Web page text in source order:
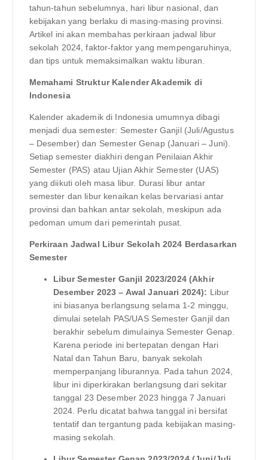
tahun-tahun sebelumnya, hari libur nasional, dan
kebijakan yang berlaku di masing-masing provinsi.
Artikel ini akan membahas perkiraan jadwal libur
sekolah 2024, faktor-faktor yang mempengaruhinya,
dan tips untuk memaksimalkan waktu liburan.
Memahami Struktur Kalender Akademik di
Indonesia
Kalender akademik di Indonesia umumnya dibagi
menjadi dua semester: Semester Ganjil (Juli/Agustus
– Desember) dan Semester Genap (Januari – Juni).
Setiap semester diakhiri dengan Penilaian Akhir
Semester (PAS) atau Ujian Akhir Semester (UAS)
yang diikuti oleh masa libur. Durasi libur antar
semester dan libur kenaikan kelas bervariasi antar
provinsi dan bahkan antar sekolah, meskipun ada
pedoman umum dari pemerintah pusat.
Perkiraan Jadwal Libur Sekolah 2024 Berdasarkan
Semester
Libur Semester Ganjil 2023/2024 (Akhir
Desember 2023 – Awal Januari 2024): Libur
ini biasanya berlangsung selama 1-2 minggu,
dimulai setelah PAS/UAS Semester Ganjil dan
berakhir sebelum dimulainya Semester Genap.
Karena periode ini bertepatan dengan Hari
Natal dan Tahun Baru, banyak sekolah
memperpanjang liburannya. Pada tahun 2024,
libur ini diperkirakan berlangsung dari sekitar
tanggal 23 Desember 2023 hingga 7 Januari
2024. Perlu dicatat bahwa tanggal ini bersifat
tentatif dan tergantung pada kebijakan masing-
masing sekolah.